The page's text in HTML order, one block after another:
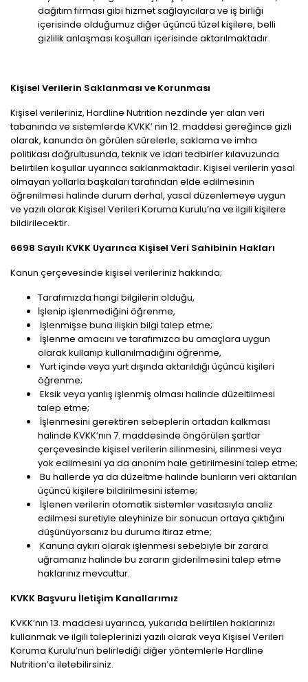
dağıtım firması gibi hizmet sağlayıcılara ve iş birliği
içerisinde olduğumuz diğer üçüncü tüzel kişilere, belli
gizlilik anlaşması koşulları içerisinde aktarılmaktadır.
Kişisel Verilerin Saklanması ve Korunması
Kişisel verileriniz, Hardline Nutrition nezdinde yer alan veri
tabanında ve sistemlerde KVKK’ nın 12. maddesi gereğince gizli
olarak, kanunda ön görülen sürelerle, saklama ve imha
politikası doğrultusunda, teknik ve idari tedbirler kılavuzunda
belirtilen koşullar uyarınca saklanmaktadır. Kişisel verilerin yasal
olmayan yollarla başkaları tarafından elde edilmesinin
öğrenilmesi halinde durum derhal, yasal düzenlemeye uygun
ve yazılı olarak Kişisel Verileri Koruma Kurulu’na ve ilgili kişilere
bildirilecektir.
6698 Sayılı KVKK Uyarınca Kişisel Veri Sahibinin Hakları
Kanun çerçevesinde kişisel verileriniz hakkında;
Tarafımızda hangi bilgilerin olduğu,
İşlenip işlenmediğini öğrenme,
İşlenmişse buna ilişkin bilgi talep etme;
İşlenme amacını ve tarafımızca bu amaçlara uygun
olarak kullanıp kullanılmadığını öğrenme,
Yurt içinde veya yurt dışında aktarıldığı üçüncü kişileri
öğrenme;
Eksik veya yanlış işlenmiş olması halinde düzeltilmesi
talep etme;
İşlenmesini gerektiren sebeplerin ortadan kalkması
halinde KVKK’nın 7. maddesinde öngörülen şartlar
çerçevesinde kişisel verilerin silinmesini, silinmesi veya
yok edilmesini ya da anonim hale getirilmesini talep etme;
Bu hallerde ya da düzeltme halinde bunların veri aktarılan
üçüncü kişilere bildirilmesini isteme;
İşlenen verilerin otomatik sistemler vasıtasıyla analiz
edilmesi suretiyle aleyhinize bir sonucun ortaya çıktığını
düşünüyorsanız bu duruma itiraz etme;
Kanuna aykırı olarak işlenmesi sebebiyle bir zarara
uğramanız halinde bu zararın giderilmesini talep etme
haklarınız mevcuttur.
KVKK Başvuru İletişim Kanallarımız
KVKK’nın 13. maddesi uyarınca, yukarıda belirtilen haklarınızı
kullanmak ve ilgili taleplerinizi yazılı olarak veya Kişisel Verileri
Koruma Kurulu’nun belirlediği diğer yöntemlerle Hardline
Nutrition’a iletebilirsiniz.